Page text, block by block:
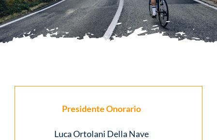
Multimedia
Presidente Onorario
Luca Ortolani Della Nave